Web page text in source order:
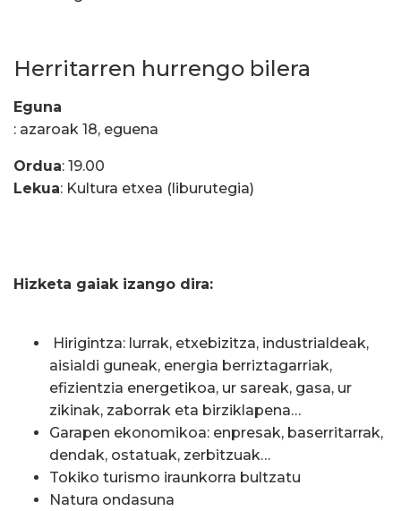
Herritarren hurrengo bilera
Eguna
: azaroak 18, eguena
Ordua: 19.00
Lekua: Kultura etxea (liburutegia)
Hizketa gaiak izango dira:
Hirigintza: lurrak, etxebizitza, industrialdeak,
aisialdi guneak, energia berriztagarriak,
efizientzia energetikoa, ur sareak, gasa, ur
zikinak, zaborrak eta birziklapena…
Garapen ekonomikoa: enpresak, baserritarrak,
dendak, ostatuak, zerbitzuak…
Tokiko turismo iraunkorra bultzatu
Natura ondasuna